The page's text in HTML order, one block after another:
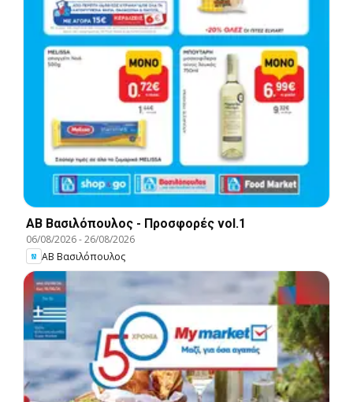
ΑΒ Βασιλόπουλος - Προσφορές vol.1
06/08/2026-26/08/2026
ΑΒ Βασιλόπουλος